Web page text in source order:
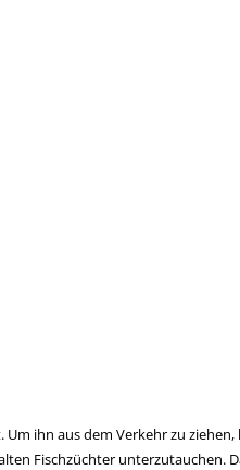
ihn aus dem Verkehr zu
Fischzüchter unterzutauchen.